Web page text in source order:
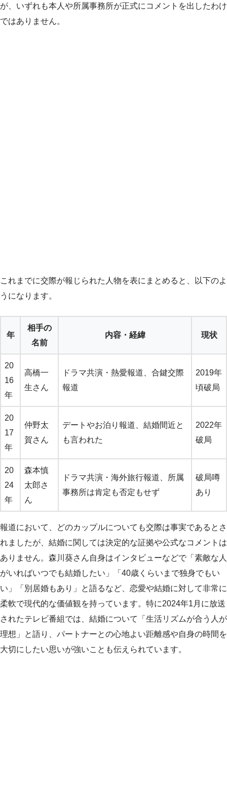
が、いずれも本人や所属事務所が正式にコメントを出したわけ
ではありません。
これまでに交際が報じられた人物を表にまとめると、以下のよ
うになります。
年
相手の
名前
内容・経緯 現状
20
16
年
高橋一
生さん
ドラマ共演・熱愛報道、合鍵交際
報道
2019年
頃破局
20
17
年
仲野太
賀さん
デートやお泊り報道、結婚間近と
も言われた
2022年
破局
20
24
年
森本慎
太郎さ
ん
ドラマ共演・海外旅行報道、所属
事務所は肯定も否定もせず
破局噂
あり
報道において、どのカップルについても交際は事実であるとさ
れましたが、結婚に関しては決定的な証拠や公式なコメントは
ありません。森川葵さん自身はインタビューなどで「素敵な人
がいればいつでも結婚したい」「40歳くらいまで独身でもい
い」「別居婚もあり」と語るなど、恋愛や結婚に対して非常に
柔軟で現代的な価値観を持っています。特に2024年1月に放送
されたテレビ番組では、結婚について「生活リズムが合う人が
理想」と語り、パートナーとの心地よい距離感や自身の時間を
大切にしたい思いが強いことも伝えられています。